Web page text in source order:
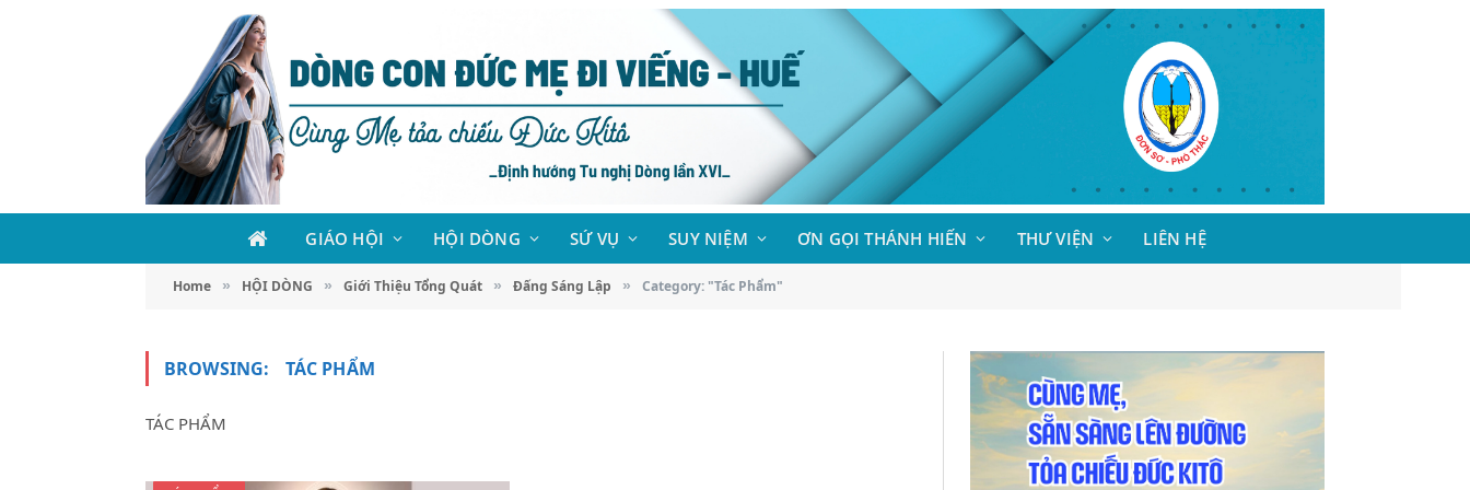
GIÁO HỘI HỘI DÒNG SỨ VỤ SUY NIỆM ƠN GỌI THÁNH HIẾN THƯ VIỆN LIÊN HỆ
Home » HỘI DÒNG » Giới Thiệu Tổng Quát » Đấng Sáng Lập » Category: "Tác Phẩm"
BROWSING: TÁC PHẨM
TÁC PHẨM